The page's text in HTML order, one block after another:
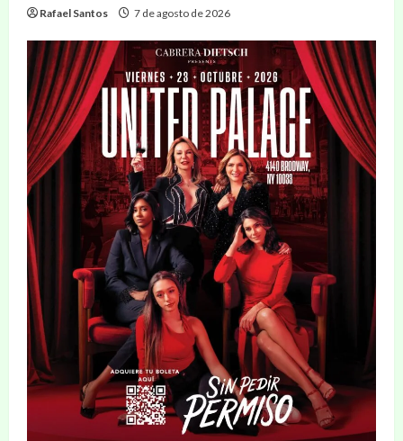
Rafael Santos 7 de agosto de 2026